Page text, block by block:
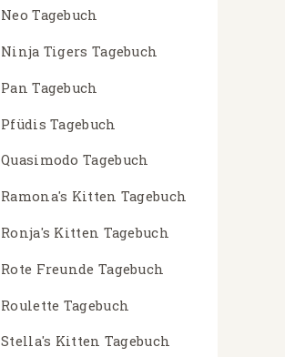
Neo Tagebuch
Ninja Tigers Tagebuch
Pan Tagebuch
Pfüdis Tagebuch
Quasimodo Tagebuch
Ramona's Kitten Tagebuch
Ronja's Kitten Tagebuch
Rote Freunde Tagebuch
Roulette Tagebuch
Stella's Kitten Tagebuch